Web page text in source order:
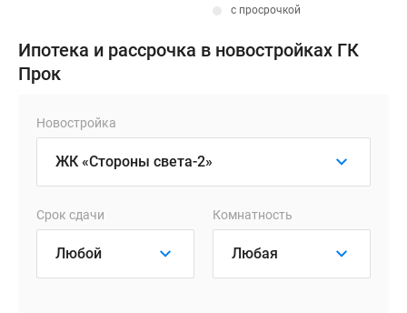
с просрочкой
Ипотека и рассрочка в новостройках ГК
Прок
Новостройка
Срок сдачи Комнатность